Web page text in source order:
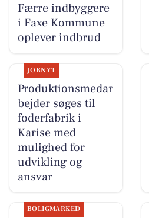
Færre indbyggere
i Faxe Kommune
oplever indbrud
JOBNYT
Produktionsmedar
bejder søges til
foderfabrik i
Karise med
mulighed for
udvikling og
ansvar
BOLIGMARKED